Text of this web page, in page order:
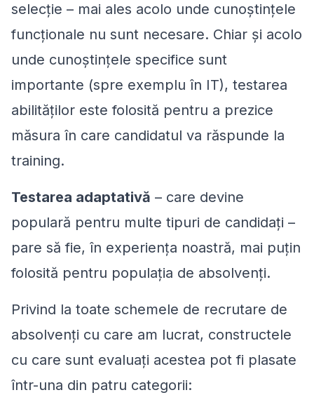
selecție – mai ales acolo unde cunoștințele
funcționale nu sunt necesare. Chiar și acolo
unde cunoștințele specifice sunt
importante (spre exemplu în IT), testarea
abilităților este folosită pentru a prezice
măsura în care candidatul va răspunde la
training.
Testarea adaptativă – care devine
populară pentru multe tipuri de candidați –
pare să fie, în experiența noastră, mai puțin
folosită pentru populația de absolvenți.
Privind la toate schemele de recrutare de
absolvenți cu care am lucrat, constructele
cu care sunt evaluați acestea pot fi plasate
într-una din patru categorii: